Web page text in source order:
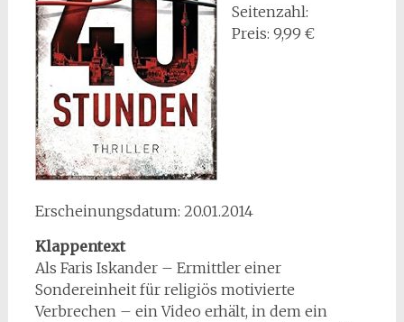
Seitenzahl:
Preis: 9,99 €
Erscheinungsdatum: 20.01.2014
Klappentext
Als Faris Iskander – Ermittler einer
Sondereinheit für religiös motivierte
Verbrechen – ein Video erhält, in dem ein